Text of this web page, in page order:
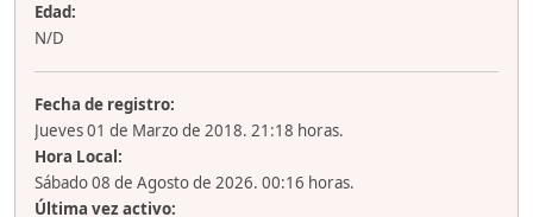
Edad:
N/D
Fecha de registro:
Jueves 01 de Marzo de 2018. 21:18 horas.
Hora Local:
Sábado 08 de Agosto de 2026. 00:16 horas.
Última vez activo: